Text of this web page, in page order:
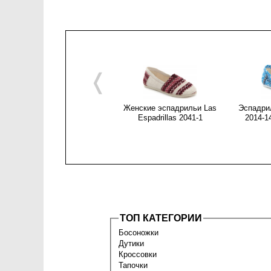
Женские эспадрильи Las
Espadrillas 2041-1
2014-
❬
ТОП КАТЕГОРИИ
Босоножки
Дутики
Кроссовки
Тапочки